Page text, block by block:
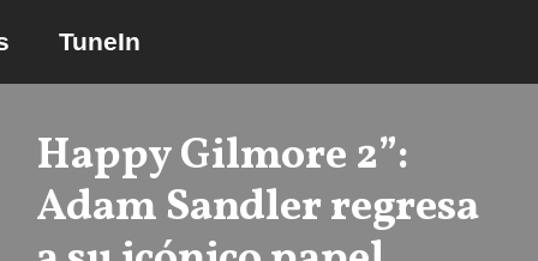
TuneIn
Happy Gilmore 2”:
Adam Sandler regresa